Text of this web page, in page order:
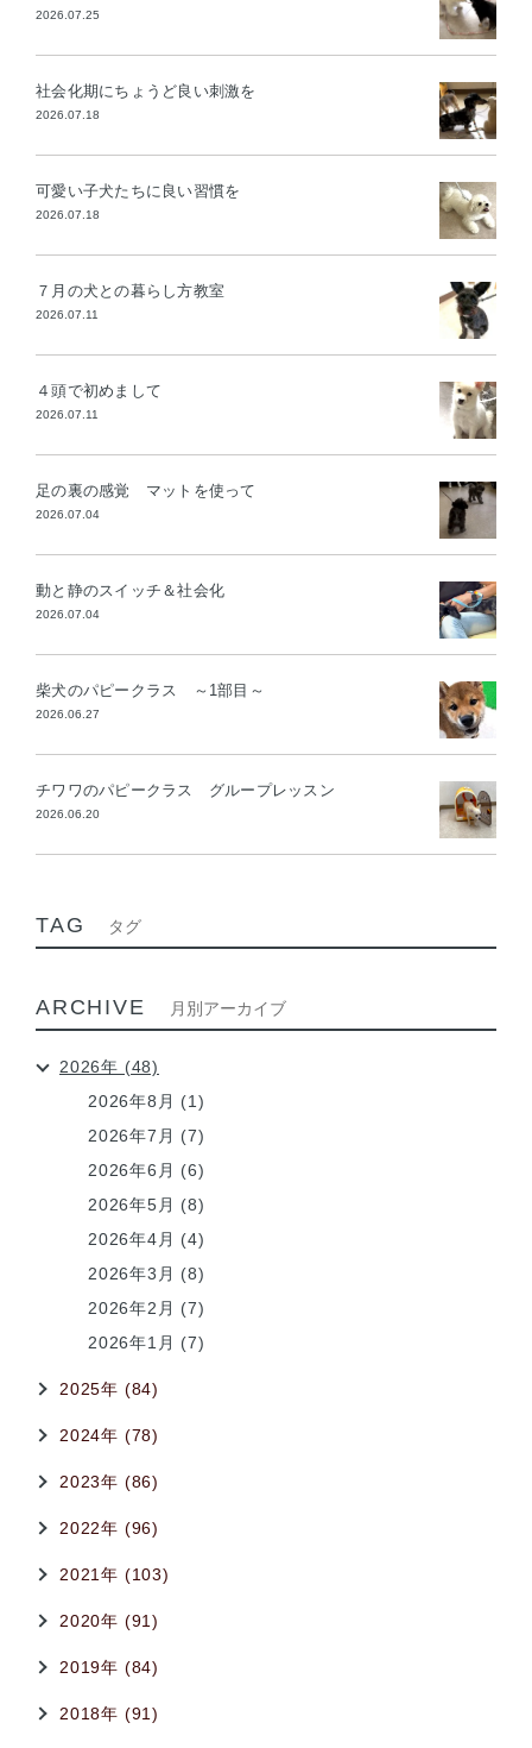
2026.07.25
社会化期にちょうど良い刺激を
2026.07.18
可愛い子犬たちに良い習慣を
2026.07.18
７月の犬との暮らし方教室
2026.07.11
４頭で初めまして
2026.07.11
足の裏の感覚 マットを使って
2026.07.04
動と静のスイッチ＆社会化
2026.07.04
柴犬のパピークラス ～1部目～
2026.06.27
チワワのパピークラス グループレッスン
2026.06.20
TAG タグ
ARCHIVE 月別アーカイブ
2026年 (48)
2026年8月 (1)
2026年7月 (7)
2026年6月 (6)
2026年5月 (8)
2026年4月 (4)
2026年3月 (8)
2026年2月 (7)
2026年1月 (7)
2025年 (84)
2024年 (78)
2023年 (86)
2022年 (96)
2021年 (103)
2020年 (91)
2019年 (84)
2018年 (91)